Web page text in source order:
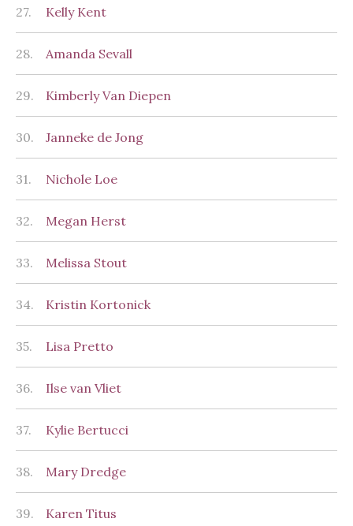
27. Kelly Kent
28. Amanda Sevall
29. Kimberly Van Diepen
30. Janneke de Jong
31. Nichole Loe
32. Megan Herst
33. Melissa Stout
34. Kristin Kortonick
35. Lisa Pretto
36. Ilse van Vliet
37. Kylie Bertucci
38. Mary Dredge
39. Karen Titus